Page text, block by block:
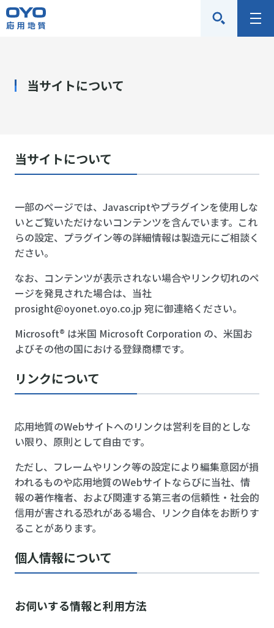
応
用
メ
当サイトについて
当サイトについて
一部のページでは、Javascriptやプラグインを使用しな
いとご覧いただけないコンテンツを含んでいます。これ
らの設定、プラグイン等の詳細情報は製造元にご相談く
ださい。
なお、コンテンツが表示されない場合やリンク切れのペ
ージを発見された場合は、当社
prosight@oyonet.oyo.co.jp 宛に御連絡ください。
Microsoft® は米国 Microsoft Corporation の、米国お
よびその他の国における登録商標です。
リンクについて
応用地質のWebサイトへのリンクは営利を目的としな
い限り、原則として自由です。
ただし、フレームやリンク等の設定により編集意図が損
われるものや応用地質のWebサイトならびに当社、情
報の著作権者、および関連する第三者の信頼性・社会的
信用が害される恐れがある場合、リンク自体をお断りす
ることがあります。
個人情報について
お伺いする情報と利用方法